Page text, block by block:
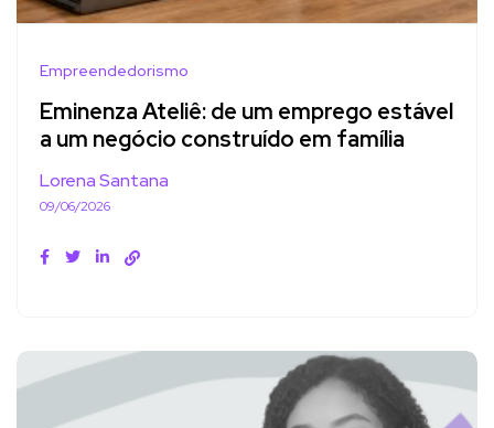
Empreendedorismo
Eminenza Ateliê: de um emprego estável
a um negócio construído em família
Lorena Santana
09/06/2026